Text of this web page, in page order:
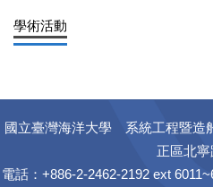
學術活動
國立臺灣海洋大學 系統工程暨造
正區北寧
電話：+886-2-2462-2192 ext